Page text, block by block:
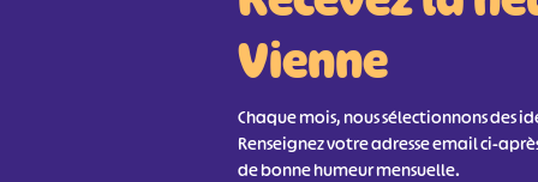
Vienne
Chaque mois, nous sélectionnons des
Renseignez votre adresse email ci-
de bonne humeur mensuelle.